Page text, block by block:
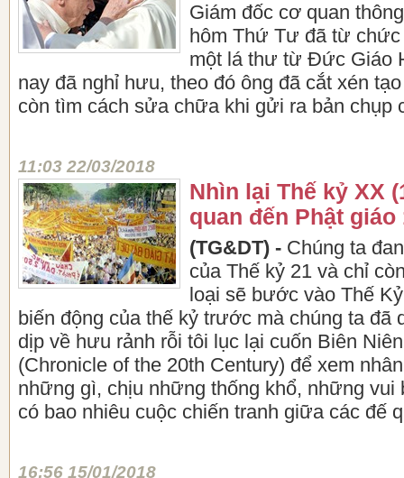
Giám đốc cơ quan
hôm Thứ Tư đã từ
một lá thư từ Đức Giáo
nay đã nghỉ hưu, theo đó ông đã cắt xén
còn tìm cách sửa chữa khi gửi ra bản chụp
11:03 22/03/2018
Nhìn lại Thế kỷ XX
quan đến Phật giáo
(TG&DT) - Chúng ta
của Thế kỷ 21 và chỉ
loại sẽ bước vào Thế
biến động của thế kỷ trước mà chúng ta đã
dịp về hưu rảnh rỗi tôi lục lại cuốn Biên
(Chronicle of the 20th Century) để xem
những gì, chịu những thống khổ, những vui
có bao nhiêu cuộc chiến tranh giữa các đế
16:56 15/01/2018